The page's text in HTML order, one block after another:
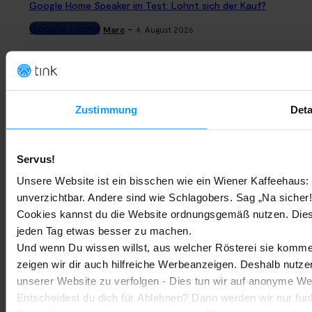
Zustimmung
Servus!
Unsere Website ist ein bisschen wie ein Wiener
unverzichtbar. Andere sind wie Schlagobers. Sag „Na
Cookies kannst du die Website ordnungsgemäß nutzen.
jeden Tag etwas besser zu machen.
Und wenn Du wissen willst, aus welcher Rösterei sie
zeigen wir dir auch hilfreiche Werbeanzeigen. Deshalb
unserer Website zu verfolgen - Dies tun wir auf anonyme
Entscheidest du dich für Ablehnen? Dann werden wir nur
Google Home Speaker im Test: Lohnt sich der Kauf?
Google Home Marc - 4. August 2026
Rauchmelder Test 2026: Die besten smarten Modelle für Dein
Bestenlisten Marc - 3. August 2026
Kopfhörern
Trends & Technologien -
Homematic IP Kamera: Die neue Kamerafamilie im Überblick
Smarte Sicherheit -
MEHR LADEN